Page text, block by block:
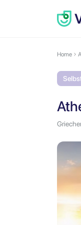
Home